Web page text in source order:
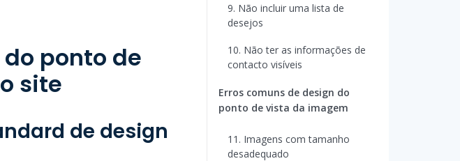
ponto de
site
de design
9. Não incluir uma lista de
desejos
10. Não ter as informações de
contacto visíveis
Erros comuns de design do
ponto de vista da imagem
11. Imagens com tamanho
desadequado